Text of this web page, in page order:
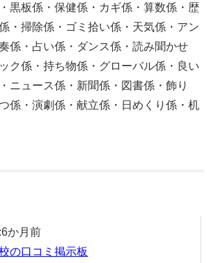
黒板係・保健係・カギ係・算数係・歴
・掃除係・ゴミ拾い係・天気係・アン
係・占い係・ダンス係・読み聞かせ
ク係・持ち物係・グローバル係・良い
ニュース係・新聞係・図書係・飾り
係・演劇係・献立係・日めくり係・机
6か月前
の口コミ掲示板